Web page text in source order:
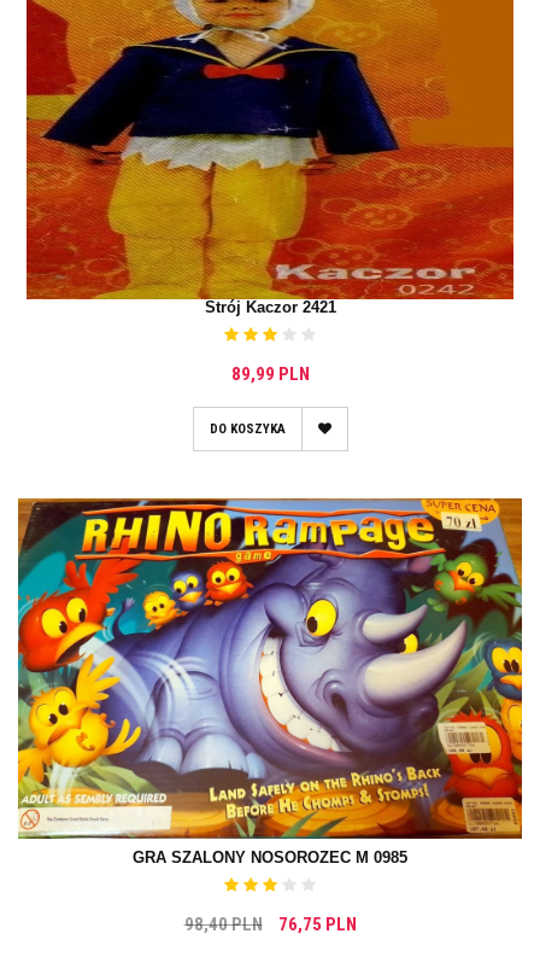
Strój Kaczor 2421
89,99 PLN
DO KOSZYKA
GRA SZALONY NOSOROZEC M 0985
98,40 PLN 76,75 PLN